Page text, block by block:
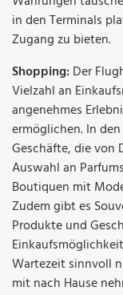
in den Terminals
Zugang zu bieten.
Shopping:Der
Vielzahl an
angenehmes
ermöglichen. In
Geschäfte, die von
Auswahl an
Boutiquen mit
Zudem gibt es
Produkte und
Wartezeit sinnvoll
mit nach Hause